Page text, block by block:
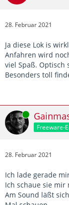
Güterverkehr
Bei Fehlern
meinen
DANKE
28. Februar 2021
Ja diese Lok is
Anfahren wird
viel Spaß. Optisch
Besonders toll
Online
Freeware-
28. Februar 2021
Ich lade gerade
Ich schaue sie mir
Am Sound läßt